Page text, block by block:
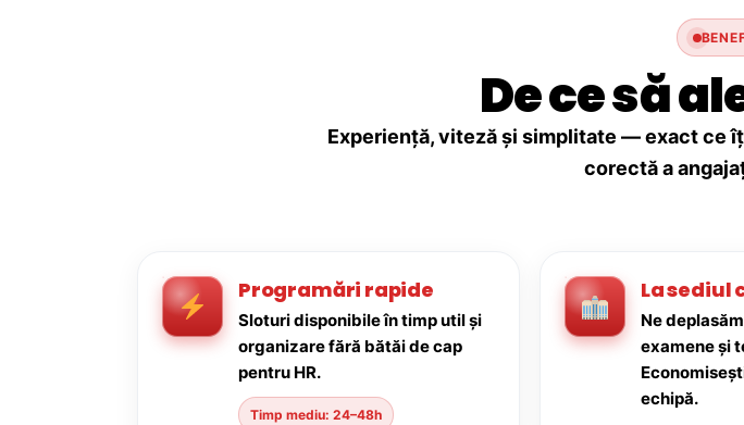
De ce să
Experiență, viteză și simplitate — exact ce
corectă a
Programări rapide
Sloturi disponibile în timp util și
organizare fără bătăi de cap
pentru HR.
Timp mediu: 24–48h
La sediul
Ne
examene și
echipă.